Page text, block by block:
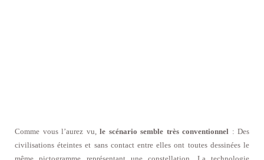
Comme vous l’aurez vu, le scénario semble très conventionnel : Des
civilisations éteintes et sans contact entre elles ont toutes dessinées le